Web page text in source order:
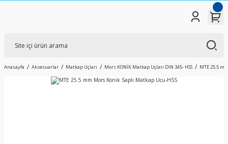
Anasayfa Aksesuarlar Matkap Uçları Mors KONİK Matkap Uçları DIN 345- HSS MTE 25.5